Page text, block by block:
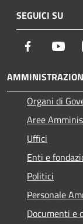
SEGUICI SU
Facebook
Organi di
Aree
Uffici
Enti e
Politici
Personale
Documenti e